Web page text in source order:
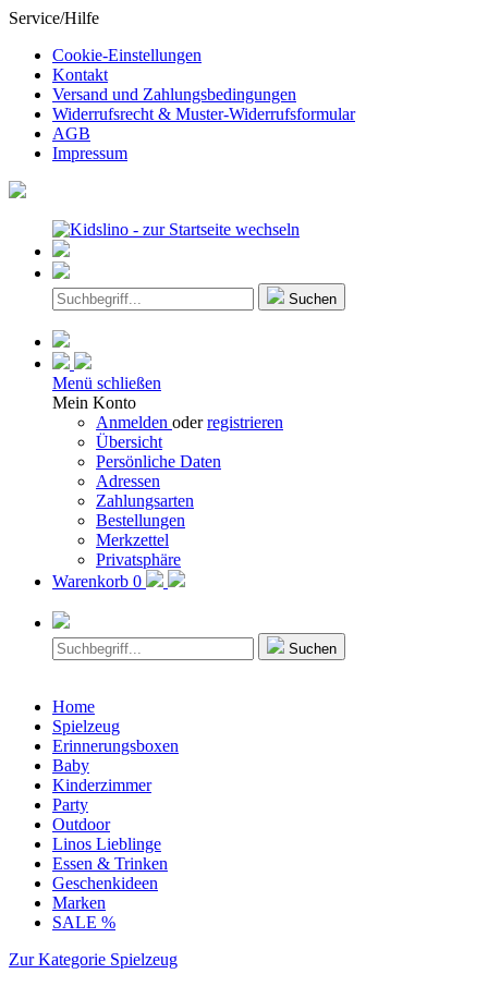
Service/Hilfe
Cookie-Einstellungen
Kontakt
Versand und Zahlungsbedingungen
Widerrufsrecht & Muster-Widerrufsformular
AGB
Impressum
Suchen
Menü schließen
Mein Konto
Anmelden oderregistrieren
Übersicht
Persönliche Daten
Adressen
Zahlungsarten
Bestellungen
Merkzettel
Privatsphäre
Warenkorb 0
Suchen
Home
Spielzeug
Erinnerungsboxen
Baby
Kinderzimmer
Party
Outdoor
Linos Lieblinge
Essen & Trinken
Geschenkideen
Marken
SALE %
Zur Kategorie Spielzeug